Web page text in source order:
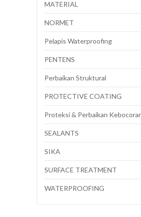
MATERIAL
NORMET
Pelapis Waterproofing
PENTENS
Perbaikan Struktural
PROTECTIVE COATING
Proteksi & Perbaikan
SEALANTS
SIKA
SURFACE TREATMENT
WATERPROOFING